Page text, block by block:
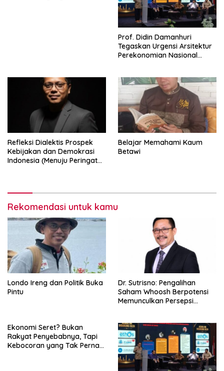
Prof. Didin Damanhuri
Tegaskan Urgensi Arsitektur
Perekonomian Nasional
Nasional
Refleksi Dialektis Prospek
Kebijakan dan Demokrasi
Indonesia (Menuju Peringatan
Belajar Memahami Kaum
Betawi
Rekomendasi untuk kamu
Londo Ireng dan Politik Buka
Pintu
Dr. Sutrisno: Pengalihan
Saham Whoosh Berpotensi
Memunculkan Persepsi
Ekonomi Seret? Bukan
Rakyat Penyebabnya, Tapi
Kebocoran yang Tak Pernah